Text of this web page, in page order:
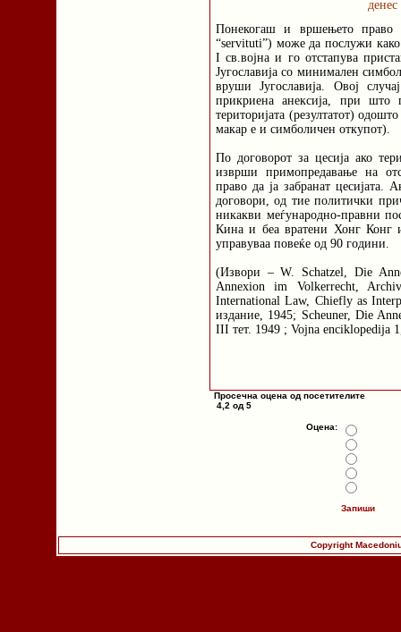
денес
Понекогаш и вршењето право
“servituti”) може да послужи
I св.војна и го отстапува
Југославија со минимален
вруши Југославија. Овој
прикриена анексија, при што
територијата (резултатот)
макар е и симболичен откупот).
По договорот за цесија ако
изврши примопредавање на
право да ја забранат цесијата.
договори, од тие политички
никакви меѓународно-правни
Кина и беа вратени Хонг Конг
управуваа повеќе од 90 години.
(Извори – W. Schatzel, Die
Annexion im Volkerrecht,
International Law, Chiefly as
издание, 1945; Scheuner, Die
III тет. 1949 ; Vojna enciklopedija
Просечна оцена од посетителите
4,2 од 5
Оцена:
Запиши
Copyright